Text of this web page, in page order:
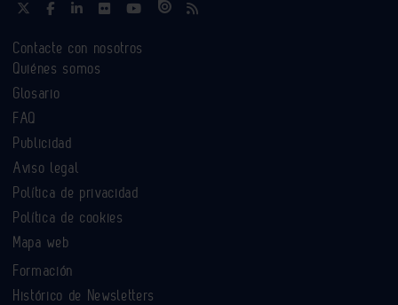
Contacte con nosotros
Quiénes somos
Glosario
FAQ
Publicidad
Aviso legal
Política de privacidad
Política de cookies
Mapa web
Formación
Histórico de Newsletters